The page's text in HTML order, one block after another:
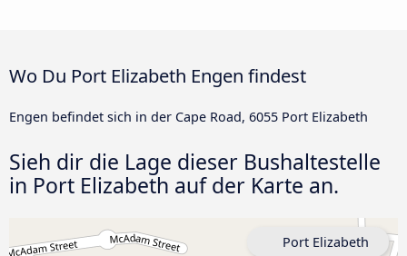
Wo Du Port Elizabeth Engen findest
Engen befindet sich in der Cape Road, 6055 Port Elizabeth
Sieh dir die Lage dieser Bushaltestelle
in Port Elizabeth auf der Karte an.
Port Elizabeth